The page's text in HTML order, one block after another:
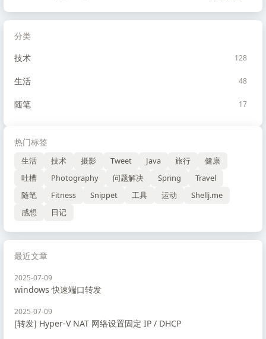
分类
技术
128
生活 48
随笔 17
热门标签
生活 技术 摄影 Tweet Java 旅行
健康
吐槽
Photography 问题解决 Spring
Travel
随笔
Fitness Snippet 工具 运动
Shellj.me
感想
日记
最近文章
2025-07-09
windows 快速端口转发
2025-07-09
[转发] Hyper-V NAT 网络设置固定 IP / DHCP